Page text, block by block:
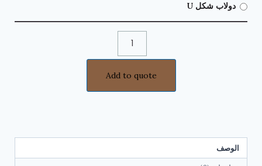
دولاب شكل U
Add to quote
الوصف